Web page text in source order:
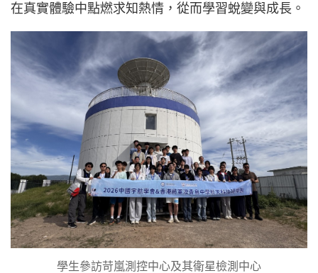
在真實體驗中點燃求知熱情，從而學習蛻變與成長。
學生參訪苛嵐測控中心及其衛星檢測中心